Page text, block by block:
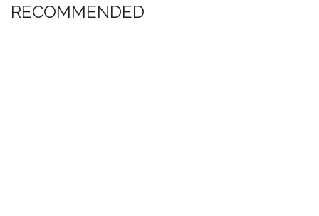
RECOMMENDED